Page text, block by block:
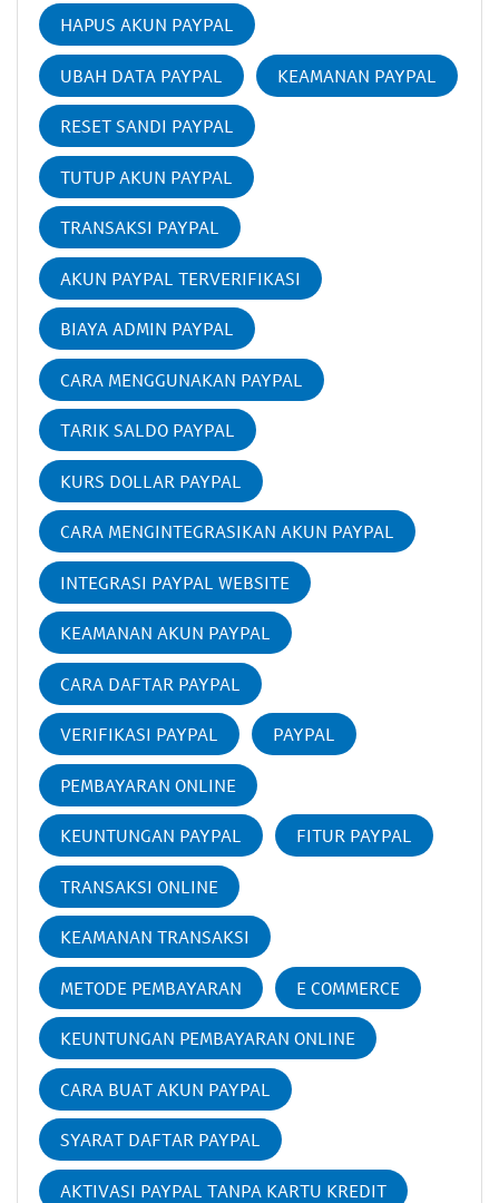
HAPUS AKUN PAYPAL
UBAH DATA PAYPAL KEAMANAN PAYPAL
RESET SANDI PAYPAL
TUTUP AKUN PAYPAL
TRANSAKSI PAYPAL
AKUN PAYPAL TERVERIFIKASI
BIAYA ADMIN PAYPAL
CARA MENGGUNAKAN PAYPAL
TARIK SALDO PAYPAL
KURS DOLLAR PAYPAL
CARA MENGINTEGRASIKAN AKUN PAYPAL
INTEGRASI PAYPAL WEBSITE
KEAMANAN AKUN PAYPAL
CARA DAFTAR PAYPAL
VERIFIKASI PAYPAL PAYPAL
PEMBAYARAN ONLINE
KEUNTUNGAN PAYPAL FITUR PAYPAL
TRANSAKSI ONLINE
KEAMANAN TRANSAKSI
METODE PEMBAYARAN E COMMERCE
KEUNTUNGAN PEMBAYARAN ONLINE
CARA BUAT AKUN PAYPAL
SYARAT DAFTAR PAYPAL
AKTIVASI PAYPAL TANPA KARTU KREDIT